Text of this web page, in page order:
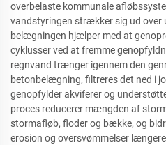
overbelaste kommunale
vandstyringen strækker sig ud over
belægningen hjælper med at
cyklusser ved at fremme
regnvand trænger igennem den
betonbelægning, filtreres det ned i
genopfylder akviferer og
proces reducerer mængden af
stormafløb, floder og bække, og
erosion og oversvømmelser